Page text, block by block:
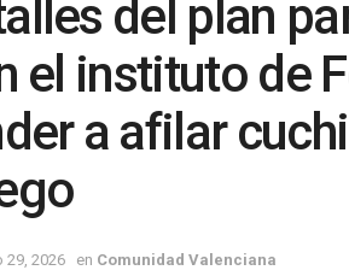
del plan
el instituto de
a afilar
29, 2026 en Comunidad Valenciana